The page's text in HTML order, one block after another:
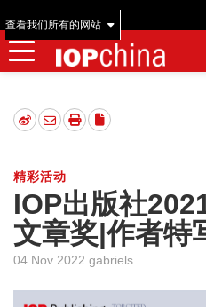
查看我们所有的网站
精彩活动
IOP出版社
文章奖|作者特
04 Nov 2022 gabriels